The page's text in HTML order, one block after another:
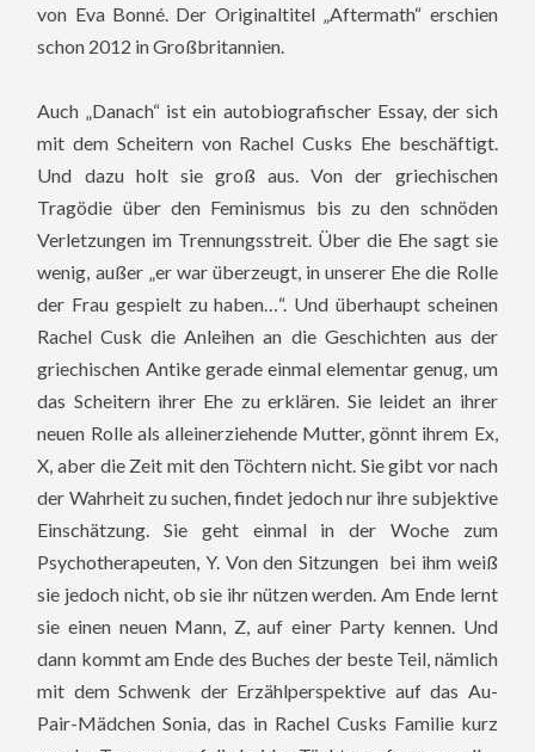
von Eva Bonné. Der Originaltitel „Aftermath“ erschien
schon 2012 in Großbritannien.
Auch „Danach“ ist ein autobiografischer Essay, der sich
mit dem Scheitern von Rachel Cusks Ehe beschäftigt.
Und dazu holt sie groß aus. Von der griechischen
Tragödie über den Feminismus bis zu den schnöden
Verletzungen im Trennungsstreit. Über die Ehe sagt sie
wenig, außer „er war überzeugt, in unserer Ehe die Rolle
der Frau gespielt zu haben…“. Und überhaupt scheinen
Rachel Cusk die Anleihen an die Geschichten aus der
griechischen Antike gerade einmal elementar genug, um
das Scheitern ihrer Ehe zu erklären. Sie leidet an ihrer
neuen Rolle als alleinerziehende Mutter, gönnt ihrem Ex,
X, aber die Zeit mit den Töchtern nicht. Sie gibt vor nach
der Wahrheit zu suchen, findet jedoch nur ihre subjektive
Einschätzung. Sie geht einmal in der Woche zum
Psychotherapeuten, Y. Von den Sitzungen bei ihm weiß
sie jedoch nicht, ob sie ihr nützen werden. Am Ende lernt
sie einen neuen Mann, Z, auf einer Party kennen. Und
dann kommt am Ende des Buches der beste Teil, nämlich
mit dem Schwenk der Erzählperspektive auf das Au-
Pair-Mädchen Sonia, das in Rachel Cusks Familie kurz